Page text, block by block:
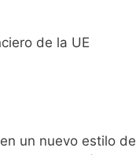
en un nuevo estilo